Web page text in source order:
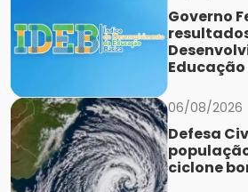
Governo
06/08/2026
Defesa
ciclone